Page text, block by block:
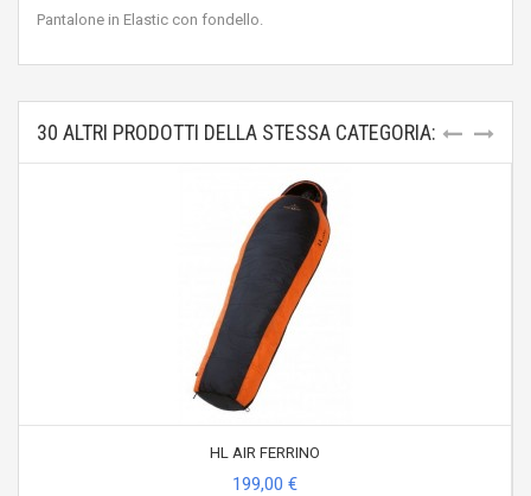
Pantalone in Elastic con fondello.
30 ALTRI PRODOTTI DELLA STESSA CATEGORIA:
HL AIR FERRINO
199,00 €